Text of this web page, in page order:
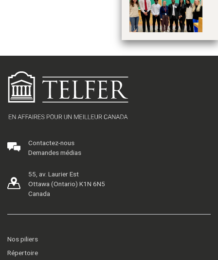
Contactez-nous
Demandes médias
55, av. Laurier Est
Ottawa (Ontario) K1N 6N5
Canada
Nos piliers
Répertoire